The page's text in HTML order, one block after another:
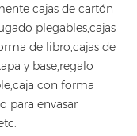
cajas de cartón
plegables,cajas
de libro,cajas de
y base,regalo
con forma
para envasar